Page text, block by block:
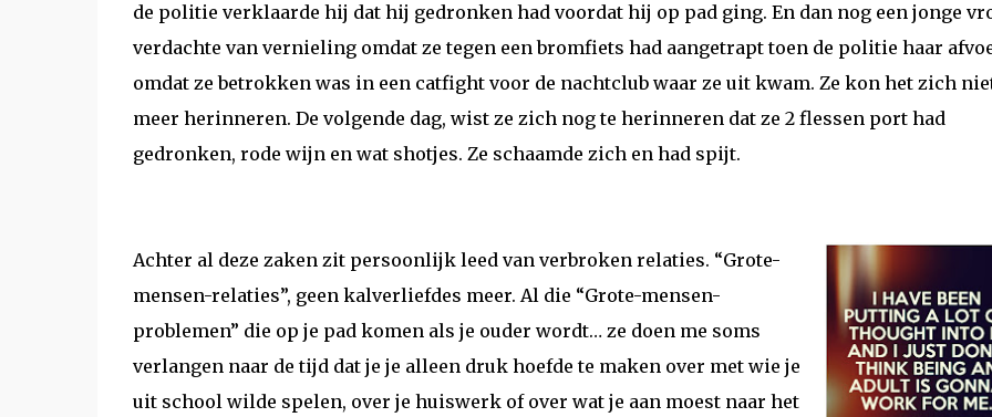
de politie verklaarde hij dat hij gedronken had voordat hij op pad ging. En dan nog een jonge
verdachte van vernieling omdat ze tegen een bromfiets had aangetrapt toen de politie haar
omdat ze betrokken was in een catfight voor de nachtclub waar ze uit kwam. Ze kon het zich
meer herinneren. De volgende dag, wist ze zich nog te herinneren dat ze 2 flessen port had
gedronken, rode wijn en wat shotjes. Ze schaamde zich en had spijt.
Achter al deze zaken zit persoonlijk leed van verbroken relaties. “Grote-
mensen-relaties”, geen kalverliefdes meer. Al die “Grote-mensen-
problemen” die op je pad komen als je ouder wordt… ze doen me soms
verlangen naar de tijd dat je je alleen druk hoefde te maken over met wie je
uit school wilde spelen, over je huiswerk of over wat je aan moest naar het